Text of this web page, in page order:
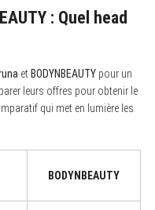
: Quel head
etBODYNBEAUTYpour un
leurs offres pour obtenir le
qui met en lumière les
BODYNBEAUTY